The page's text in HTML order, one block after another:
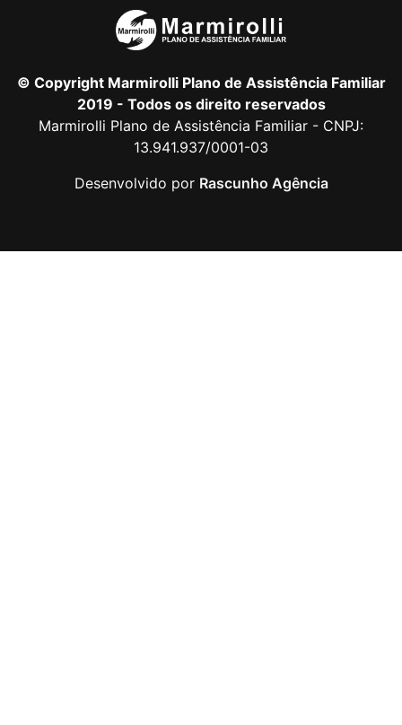
© Copyright Marmirolli Plano de Assistência Familiar
2019 - Todos os direito reservados
Marmirolli Plano de Assistência Familiar - CNPJ:
13.941.937/0001-03
Desenvolvido por Rascunho Agência